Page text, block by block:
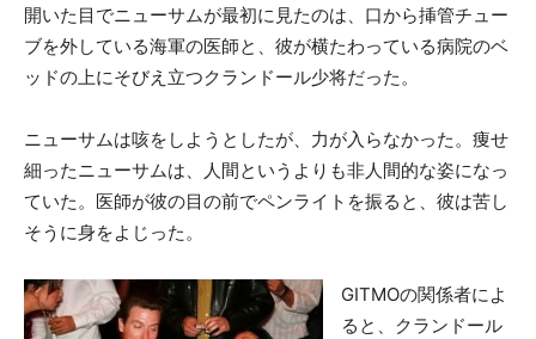
開いた目でニューサムが最初に見たのは、口から挿管チュー
ブを外している海軍の医師と、彼が横たわっている病院のベ
ッドの上にそびえ立つクランドール少将だった。
ニューサムは咳をしようとしたが、力が入らなかった。痩せ
細ったニューサムは、人間というよりも非人間的な姿になっ
ていた。医師が彼の目の前でペンライトを振ると、彼は苦し
そうに身をよじった。
GITMOの関係者によ
ると、クランドール